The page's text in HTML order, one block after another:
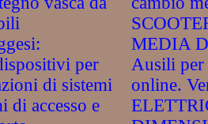
per
di sistemi
di accesso e
MEDIA
Ausili per
online.